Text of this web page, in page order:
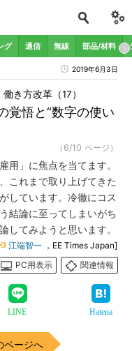
グ 通信 無線 部品/材料
2019年6月3日
覚悟と“数字の使い
き方改革（17）
（6/10 ページ）
用」に焦点を当てます。
これまで取り上げてきた
しています。冷徹にコス
結論に至ってしまいがち
してみようと思います。
江端智一 ，EE Times Japan]
PC用表示
関連情報
LINE Hatena
ページへ